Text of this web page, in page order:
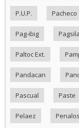
P.U.P. Pacheco
Pag-ibig
Paltoc Ext.
Pandacan
Pascual Paste
Pelaez